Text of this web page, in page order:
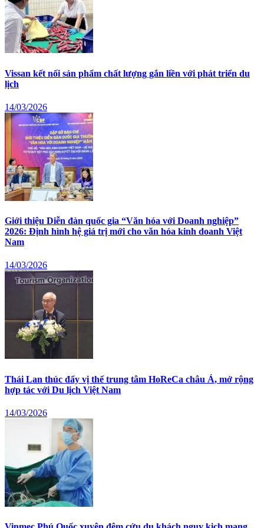
Vissan kết nối sản phẩm chất lượng gắn liền với phát triển du
lịch
14/03/2026
Giới thiệu Diễn đàn quốc gia “Văn hóa với Doanh nghiệp”
2026: Định hình hệ giá trị mới cho văn hóa kinh doanh Việt
Nam
14/03/2026
Thái Lan thúc đẩy vị thế trung tâm HoReCa châu Á, mở rộng
hợp tác với Du lịch Việt Nam
14/03/2026